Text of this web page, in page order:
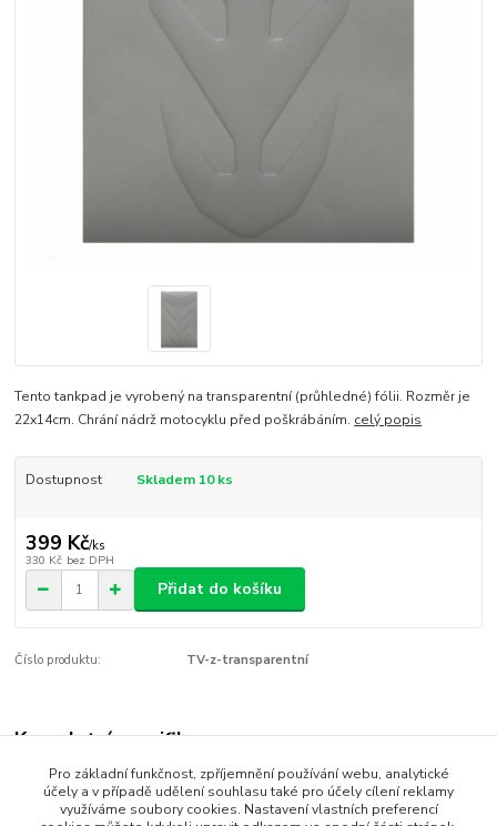
Tento tankpad je vyrobený na transparentní (průhledné) fólii. Rozměr je
22x14cm. Chrání nádrž motocyklu před poškrábáním. celý popis
Dostupnost Skladem 10 ks
399 Kč/ks
330 Kč bez DPH
Přidat do košíku
Číslo produktu: TV-z-transparentní
Kompletní specifikace
Tento tankpad je vyrobený na transparentní (průhledné) fólii.
Rozměr je 22x14cm. Chrání nádrž motocyklu před poškrábáním.
Pro základní funkčnost, zpříjemnění používání webu, analytické
účely a v případě udělení souhlasu také pro účely cílení reklamy
využíváme soubory cookies. Nastavení vlastních preferencí